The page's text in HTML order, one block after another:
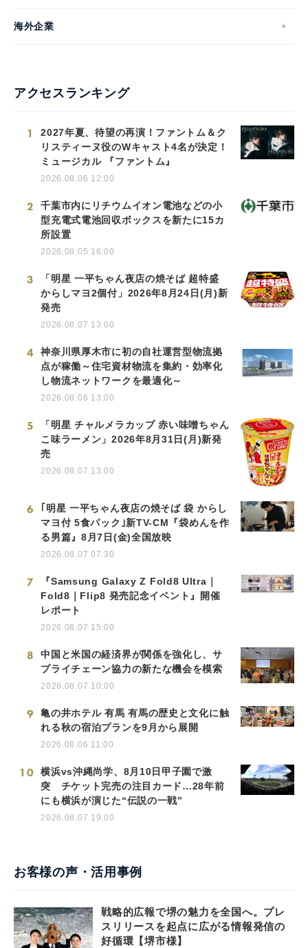
海外企業
アクセスランキング
1
2027年夏、待望の再演！ファントム＆ク
リスティーヌ役のWキャスト4名が決定！
ミュージカル 『ファントム』
2026.08.06 12:00
2
千葉市内にリチウムイオン電池などの小
型充電式電池回収ボックスを新たに15カ
所設置
2026.08.05 16:00
3
「明星 一平ちゃん夜店の焼そば 超特盛
からしマヨ2個付」2026年8月24日(月)新
発売
2026.08.07 13:00
4
神奈川県厚木市に初の自社運営型物流拠
点が稼働～住宅資材物流を集約・効率化
し物流ネットワークを最適化～
2026.08.06 13:00
5
「明星 チャルメラカップ 赤い味噌ちゃん
こ味ラーメン」2026年8月31日(月)新発
売
2026.08.07 13:00
6
｢明星 一平ちゃん夜店の焼そば 袋 からし
マヨ付 5食パック｣新TV-CM『袋めんを作
る男篇』8月7日(金)全国放映
2026.08.07 07:30
7
『Samsung Galaxy Z Fold8 Ultra｜
Fold8｜Flip8 発売記念イベント』開催
レポート
2026.08.07 15:00
8
中国と米国の経済界が関係を強化し、サ
プライチェーン協力の新たな機会を模索
2026.08.07 10:00
9
亀の井ホテル 有馬 有馬の歴史と文化に触
れる秋の宿泊プランを9月から展開
2026.08.06 11:00
10
横浜vs沖縄尚学、8月10日甲子園で激
突 チケット完売の注目カード…28年前
にも横浜が演じた“伝説の一戦”
2026.08.07 19:00
お客様の声・活用事例
戦略的広報で堺の魅力を全国へ。プレ
スリリースを起点に広がる情報発信の
好循環【堺市様】